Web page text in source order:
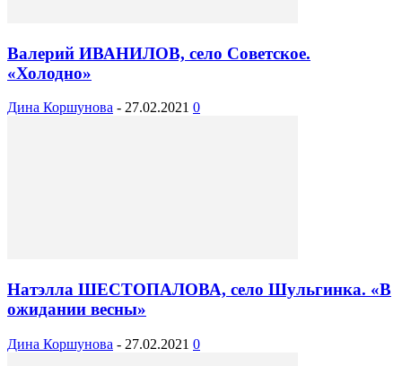
Валерий ИВАНИЛОВ, село Советское.
«Холодно»
Дина Коршунова - 27.02.2021 0
Натэлла ШЕСТОПАЛОВА, село Шульгинка. «В
ожидании весны»
Дина Коршунова - 27.02.2021 0